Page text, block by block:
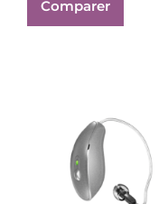
Comparer